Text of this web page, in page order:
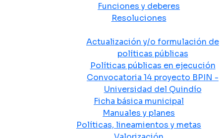
Funciones y deberes
Resoluciones
Actualización y/o formulación de
políticas públicas
Políticas públicas en ejecución
Convocatoria 14 proyecto BPIN -
Universidad del Quindío
Ficha básica municipal
Manuales y planes
Políticas, lineamientos y metas